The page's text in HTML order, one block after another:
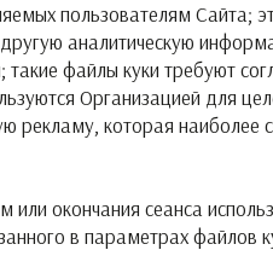
пользователям Сайта;
аналитическую
файлы куки требуют
Организацией для
которая наиболее
окончания сеанса
в параметрах файлов